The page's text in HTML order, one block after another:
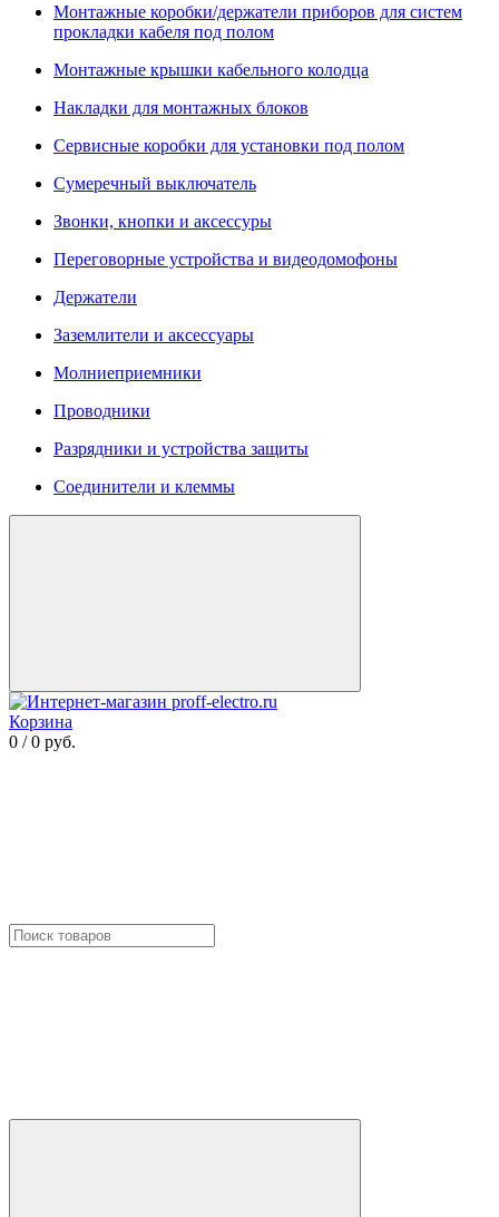
Монтажные коробки/держатели приборов для систем
прокладки кабеля под полом
Монтажные крышки кабельного колодца
Накладки для монтажных блоков
Сервисные коробки для установки под полом
Сумеречный выключатель
Звонки, кнопки и аксессуры
Переговорные устройства и видеодомофоны
Держатели
Заземлители и аксессуары
Молниеприемники
Проводники
Разрядники и устройства защиты
Соединители и клеммы
Корзина
0 / 0 руб.